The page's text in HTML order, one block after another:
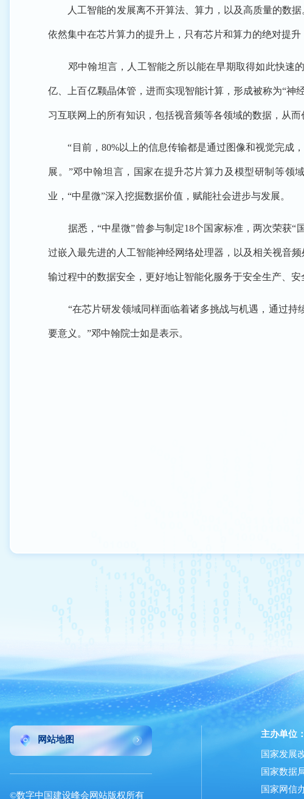
人工智能的发展离不开算法、算力，以及高质量的数据
依然集中在芯片算力的提升上，只有芯片和算力的绝对提升
邓中翰坦言，人工智能之所以能在早期取得如此快速的
亿、上百亿颗晶体管，进而实现智能计算，形成被称为“神
习互联网上的所有知识，包括视音频等各领域的数据，从
“目前，80%以上的信息传输都是通过图像和视觉完成，
展。”邓中翰坦言，国家在提升芯片算力及模型研制等领
业，“中星微”深入挖掘数据价值，赋能社会进步与发展。
据悉，“中星微”曾参与制定18个国家标准，两次荣获“
过嵌入最先进的人工智能神经网络处理器，以及相关视音
输过程中的数据安全，更好地让智能化服务于安全生产、安
“在芯片研发领域同样面临着诸多挑战与机遇，通过持
要意义。”邓中翰院士如是表示。
网站地图
©数字中国建设峰会网站版权所有
主办单位：
国家发展
国家数据
国家网信